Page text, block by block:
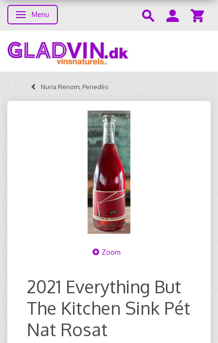
Skifte navigation
Menu
Nuria Renom, Penedès
Zoom
2021 Everything But
The Kitchen Sink Pét
Nat Rosat